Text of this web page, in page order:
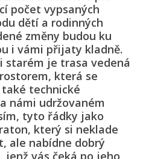
počet vypsaných
dětí a rodinných
změny budou ku
i vámi přijaty kladně.
starém je trasa vedená
která se
technické
námi udržovaném
tyto řádky jako
který si neklade
ale nabídne dobrý